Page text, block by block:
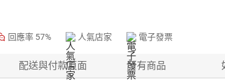
回應率 57% 人氣店家 電子發票
配送與付款頁面 所有商品